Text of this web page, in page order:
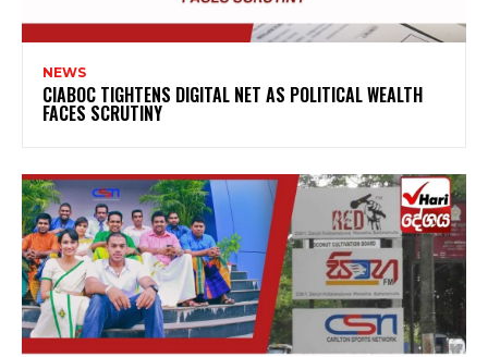
NEWS
CIABOC TIGHTENS DIGITAL NET AS POLITICAL WEALTH
FACES SCRUTINY